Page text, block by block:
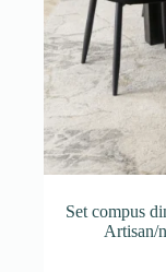
Set compus
Artisan/